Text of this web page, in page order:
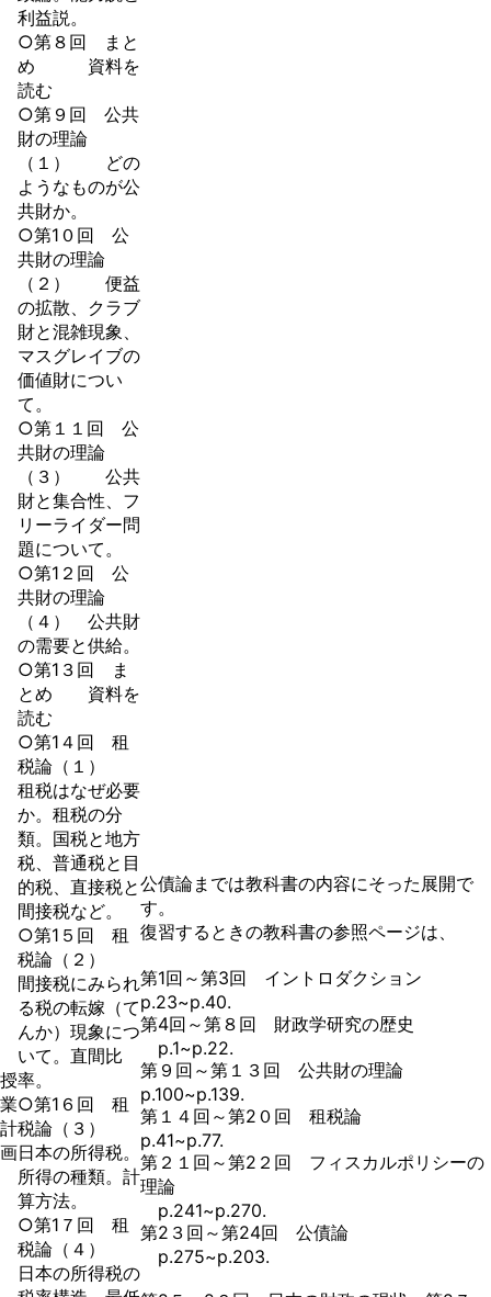
授
業
計
画
利益説。
○第８回 まと
め 資料を
読む
○第９回 公共
財の理論
（１） どの
ようなものが公
共財か。
○第1０回 公
共財の理論
（２） 便益
の拡散、クラブ
財と混雑現象、
マスグレイブの
価値財につい
て。
○第１１回 公
共財の理論
（３） 公共
財と集合性、フ
リーライダー問
題について。
○第1２回 公
共財の理論
（４） 公共財
の需要と供給。
○第1３回 ま
とめ 資料を
読む
○第1４回 租
税論（１）
租税はなぜ必要
か。租税の分
類。国税と地方
税、普通税と目
的税、直接税と
間接税など。
○第1５回 租
税論（２）
間接税にみられ
る税の転嫁（て
んか）現象につ
いて。直間比
率。
○第1６回 租
税論（３）
日本の所得税。
所得の種類。計
算方法。
○第1７回 租
税論（４）
日本の所得税の
公債論までは教科書の内容にそった展開で
す。
復習するときの教科書の参照ページは、
第1回～第3回 イントロダクション
p.23~p.40.
第4回～第８回 財政学研究の歴史
p.1~p.22.
第９回～第１３回 公共財の理論
p.100~p.139.
第１４回～第2０回 租税論
p.41~p.77.
第２１回～第2２回 フィスカルポリシーの
理論
p.241~p.270.
第2３回～第24回 公債論
p.275~p.203.